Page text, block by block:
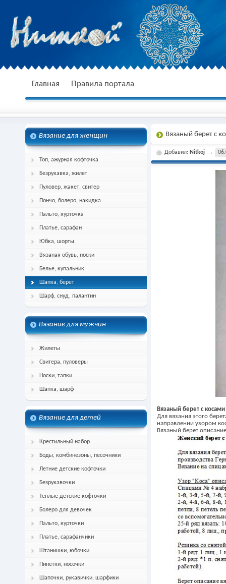
спицами, схема и описание
Главная Правила портала
Вязание для женщин
Топ, ажурная кофточка
Безрукавка, жилет
Пуловер, жакет, свитер
Пончо, болеро, накидка
Пальто, курточка
Платье, сарафан
Юбка, шорты
Вязаная обувь, носки
Белье, купальник
Шапка, берет
Шарф, снуд, палантин
Вязание для мужчин
Жилеты
Свитера, пуловеры
Носки, тапки
Шапка, шарф
Вязание для детей
Крестильный набор
Боды, комбинезоны, песочники
Летние детские кофточки
Безрукавочки
Теплые детские кофточки
Болеро для девочек
Пальто, курточки
Платье, сарафанчики
Штанишки, юбочки
Пинетки, носочки
Шапочки, рукавички, шарфики
Вязаный берет с
Добавил: Nitkoj
Вязаный берет с косами
Для вязания этого
направлении узором
Вязаный берет